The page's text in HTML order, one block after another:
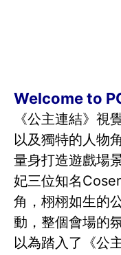
Welcome to
《公主連結》視
以及獨特的人物
量身打造遊戲場
妃三位知名
角，栩栩如生的
動，整個會場的
以為踏入了《公